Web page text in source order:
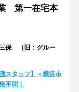
第一在宅本
保 （旧：グルー
スタッフ】＜横浜市
不問！